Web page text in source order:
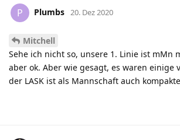
P Plumbs 20. Dez 2020
Mitchell
Sehe ich nicht so, unsere 1. Linie ist mMn
aber ok. Aber wie gesagt, es waren einige
der LASK ist als Mannschaft auch